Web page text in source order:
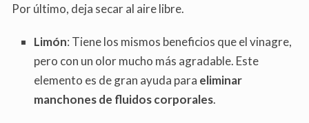
Por último, deja secar al aire libre.
Limón: Tiene los mismos beneficios que el vinagre,
pero con un olor mucho más agradable. Este
elemento es de gran ayuda para eliminar
manchones de fluidos corporales.